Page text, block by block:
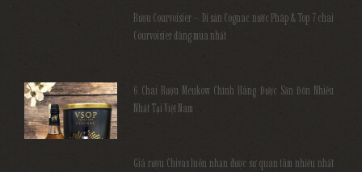
Rượu Courvoisier – Di sản Cognac nước Pháp & Top 7 chai
Courvoisier đáng mua nhất
6 Chai Rượu Meukow Chính Hãng Được Săn Đón Nhiều
Nhất Tại Việt Nam
Giá rượu Chivas luôn nhận được sự quan tâm nhiều nhất